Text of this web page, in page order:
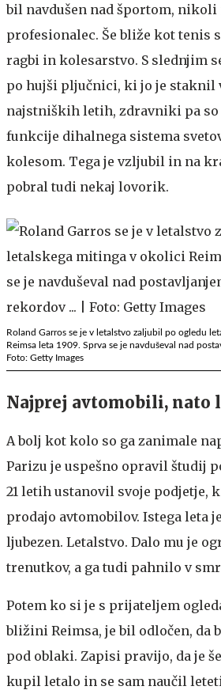
bil navdušen nad športom,
profesionalec. Še bliže kot tenis
ragbi in kolesarstvo. S slednjim
po hujši pljučnici, ki jo je staknil
najstniških letih, zdravniki pa
funkcije dihalnega sistema
kolesom. Tega je vzljubil in na
pobral tudi nekaj lovorik.
Roland Garros se je v letalstvo zaljubil po ogledu
Reimsa leta 1909. Sprva se je navduševal nad
Foto: Getty Images
Najprej avtomobili, nato
A bolj kot kolo so ga zanimale
Parizu je uspešno opravil študij
21 letih ustanovil svoje podjetje,
prodajo avtomobilov. Istega leta
ljubezen. Letalstvo. Dalo mu je
trenutkov, a ga tudi pahnilo v
Potem ko si je s prijateljem
bližini Reimsa, je bil odločen, da
pod oblaki. Zapisi pravijo, da je
kupil letalo in se sam naučil